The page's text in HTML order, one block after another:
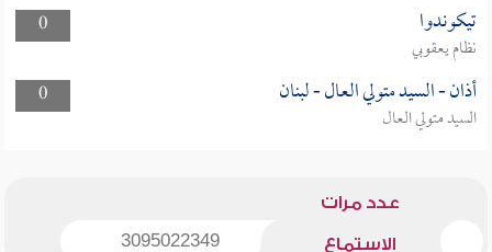
0
تيكوندوا
نظام يعقوبي
0
أذان - السيد متولي العال - لبنان
السيد متولي العال
عدد مرات
الاستماع 3095022349